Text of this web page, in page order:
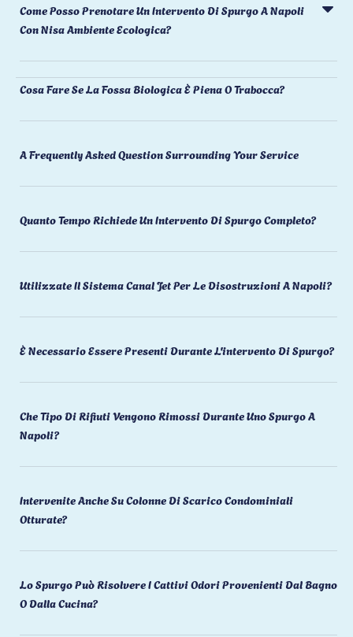
Come Posso Prenotare Un Intervento Di Spurgo A Napoli
Con Nisa Ambiente Ecologica?
Cosa Fare Se La Fossa Biologica È Piena O Trabocca?
A Frequently Asked Question Surrounding Your Service
Quanto Tempo Richiede Un Intervento Di Spurgo Completo?
Utilizzate Il Sistema Canal Jet Per Le Disostruzioni A Napoli?
È Necessario Essere Presenti Durante L'intervento Di Spurgo?
Che Tipo Di Rifiuti Vengono Rimossi Durante Uno Spurgo A
Napoli?
Intervenite Anche Su Colonne Di Scarico Condominiali
Otturate?
Lo Spurgo Può Risolvere I Cattivi Odori Provenienti Dal Bagno
O Dalla Cucina?